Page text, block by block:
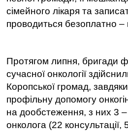
сімейного лікаря та
проводиться безоплатно –
Протягом липня, бригади
сучасної онкології
Коропської громад,
профільну допомогу
на дообстеження, з них 3 –
онколога (22